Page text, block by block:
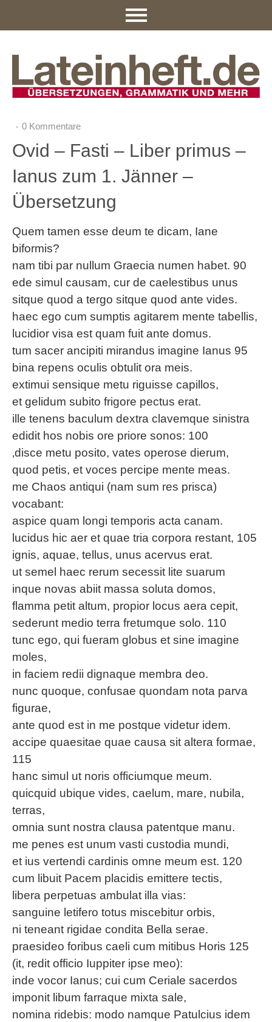
0 Kommentare
Ovid – Fasti – Liber primus –
Ianus zum 1. Jänner –
Übersetzung
Quem tamen esse deum te dicam, Iane
biformis?
nam tibi par nullum Graecia numen habet. 90
ede simul causam, cur de caelestibus unus
sitque quod a tergo sitque quod ante vides.
haec ego cum sumptis agitarem mente tabellis,
lucidior visa est quam fuit ante domus.
tum sacer ancipiti mirandus imagine Ianus 95
bina repens oculis obtulit ora meis.
extimui sensique metu riguisse capillos,
et gelidum subito frigore pectus erat.
ille tenens baculum dextra clavemque sinistra
edidit hos nobis ore priore sonos: 100
‚disce metu posito, vates operose dierum,
quod petis, et voces percipe mente meas.
me Chaos antiqui (nam sum res prisca)
vocabant:
aspice quam longi temporis acta canam.
lucidus hic aer et quae tria corpora restant, 105
ignis, aquae, tellus, unus acervus erat.
ut semel haec rerum secessit lite suarum
inque novas abiit massa soluta domos,
flamma petit altum, propior locus aera cepit,
sederunt medio terra fretumque solo. 110
tunc ego, qui fueram globus et sine imagine
moles,
in faciem redii dignaque membra deo.
nunc quoque, confusae quondam nota parva
figurae,
ante quod est in me postque videtur idem.
accipe quaesitae quae causa sit altera formae,
115
hanc simul ut noris officiumque meum.
quicquid ubique vides, caelum, mare, nubila,
terras,
omnia sunt nostra clausa patentque manu.
me penes est unum vasti custodia mundi,
et ius vertendi cardinis omne meum est. 120
cum libuit Pacem placidis emittere tectis,
libera perpetuas ambulat illa vias:
sanguine letifero totus miscebitur orbis,
ni teneant rigidae condita Bella serae.
praesideo foribus caeli cum mitibus Horis 125
(it, redit officio Iuppiter ipse meo):
inde vocor Ianus; cui cum Ceriale sacerdos
imponit libum farraque mixta sale,
nomina ridebis: modo namque Patulcius idem